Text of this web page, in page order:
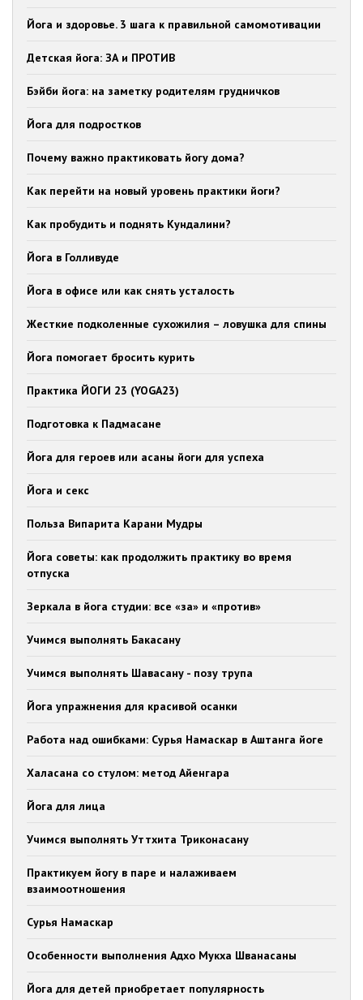
Йога и здоровье. 3 шага к правильной самомотивации
Детская йога: ЗА и ПРОТИВ
Бэйби йога: на заметку родителям грудничков
Йога для подростков
Почему важно практиковать йогу дома?
Как перейти на новый уровень практики йоги?
Как пробудить и поднять Кундалини?
Йога в Голливуде
Йога в офисе или как снять усталость
Жесткие подколенные сухожилия – ловушка для спины
Йога помогает бросить курить
Практика ЙОГИ 23 (YOGA23)
Подготовка к Падмасане
Йога для героев или асаны йоги для успеха
Йога и секс
Польза Випарита Карани Мудры
Йога советы: как продолжить практику во время
отпуска
Зеркала в йога студии: все «за» и «против»
Учимся выполнять Бакасану
Учимся выполнять Шавасану - позу трупа
Йога упражнения для красивой осанки
Работа над ошибками: Сурья Намаскар в Аштанга йоге
Халасана со стулом: метод Айенгара
Йога для лица
Учимся выполнять Уттхита Триконасану
Практикуем йогу в паре и налаживаем
взаимоотношения
Сурья Намаскар
Особенности выполнения Адхо Мукха Шванасаны
Йога для детей приобретает популярность